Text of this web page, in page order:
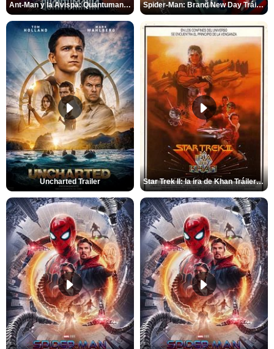
Ant-Man y la Avispa: Quantumanía Tráiler (2) Spider-Man: Brand New Day Tráiler (3)
Uncharted Trailer Star Trek II: la ira de Khan Tráiler VO